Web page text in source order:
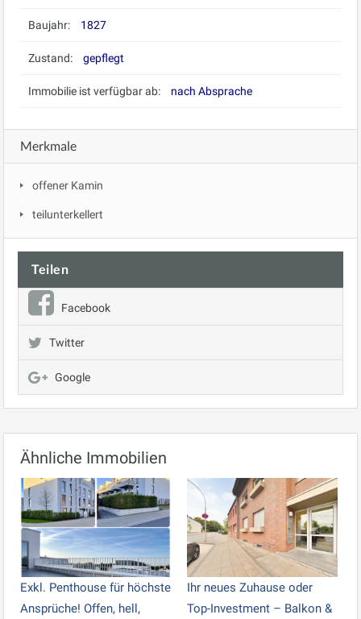
Baujahr: 1827
Zustand: gepflegt
Immobilie ist verfügbar ab: nach Absprache
Merkmale
offener Kamin
teilunterkellert
Teilen
Facebook
Twitter
Google
Ähnliche Immobilien
Exkl. Penthouse für höchste
Ansprüche! Offen, hell,
Ihr neues Zuhause oder
Top-Investment – Balkon &